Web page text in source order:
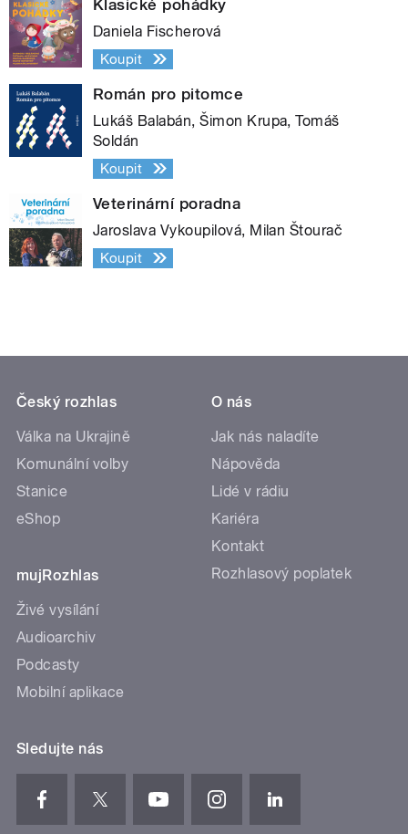
Klasické pohádky
Daniela Fischerová
Koupit
Román pro pitomce
Lukáš Balabán, Šimon Krupa, Tomáš
Soldán
Koupit
Veterinární poradna
Jaroslava Vykoupilová, Milan Štourač
Koupit
Český rozhlas
Válka na Ukrajině
Komunální volby
Stanice
eShop
mujRozhlas
Živé vysílání
Audioarchiv
Podcasty
Mobilní aplikace
O nás
Jak nás naladíte
Nápověda
Lidé v rádiu
Kariéra
Kontakt
Rozhlasový poplatek
Sledujte nás